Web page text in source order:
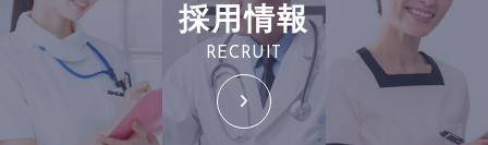
採用情報
RECRUIT